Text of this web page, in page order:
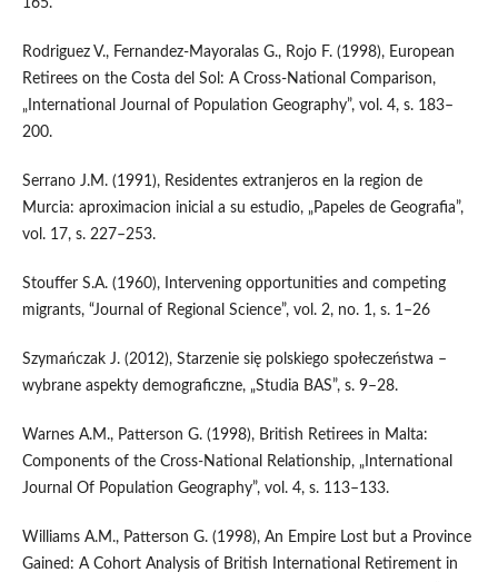
165.
Rodriguez V., Fernandez‑Mayoralas G., Rojo F. (1998), European
Retirees on the Costa del Sol: A Cross‑National Comparison,
„International Journal of Population Geography”, vol. 4, s. 183–
200.
Serrano J.M. (1991), Residentes extranjeros en la region de
Murcia: aproximacion inicial a su estudio, „Papeles de Geografia”,
vol. 17, s. 227–253.
Stouffer S.A. (1960), Intervening opportunities and competing
migrants, “Journal of Regional Science”, vol. 2, no. 1, s. 1–26
Szymańczak J. (2012), Starzenie się polskiego społeczeństwa –
wybrane aspekty demograficzne, „Studia BAS”, s. 9–28.
Warnes A.M., Patterson G. (1998), British Retirees in Malta:
Components of the Cross‑National Relationship, „International
Journal Of Population Geography”, vol. 4, s. 113–133.
Williams A.M., Patterson G. (1998), An Empire Lost but a Province
Gained: A Cohort Analysis of British International Retirement in